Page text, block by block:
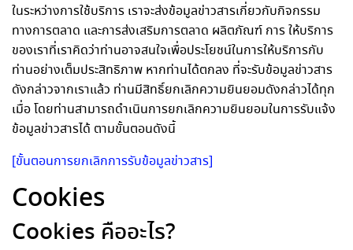
ในระหว่างการใช้บริการ เราจะส่งข้อมูลข่าวสารเกี่ยวกับกิจกรรม
ทางการตลาด และการส่งเสริมการตลาด ผลิตภัณฑ์ การ ให้บริการ
ของเราที่เราคิดว่าท่านอาจสนใจเพื่อประโยชน์ในการให้บริการกับ
ท่านอย่างเต็มประสิทธิภาพ หากท่านได้ตกลง ที่จะรับข้อมูลข่าวสาร
ดังกล่าวจากเราแล้ว ท่านมีสิทธิ์ยกเลิกความยินยอมดังกล่าวได้ทุก
เมื่อ โดยท่านสามารถดำเนินการยกเลิกความยินยอมในการรับแจ้ง
ข้อมูลข่าวสารได้ ตามขั้นตอนดังนี้
[ขั้นตอนการยกเลิกการรับข้อมูลข่าวสาร]
Cookies
Cookies คืออะไร?